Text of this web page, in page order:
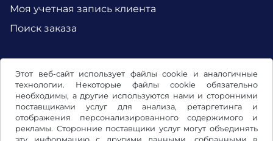
Этот веб-сайт использует файлы cookie и аналогичные
технологии. Некоторые файлы cookie обязательно
необходимы, а другие используются нами и сторонними
поставщиками услуг для анализа, ретаргетинга и
отображения персонализированного содержимого и
рекламы. Сторонние поставщики услуг могут объединять
Моя учетная запись клиента
Поиск заказа
Facebook Instagram